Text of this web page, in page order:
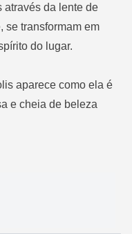
através da lente de
se transformam em
do lugar.
aparece como ela é
e cheia de beleza